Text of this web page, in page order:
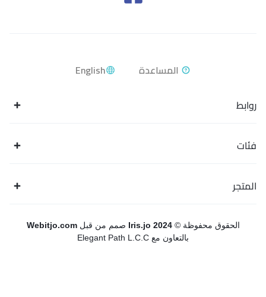
English
روابط
فئات
المتجر
الحقوق محفوظة ©Iris.jo 2024 صمم من قبلWebitjo.com
بالتعاون مع Elegant Path L.C.C